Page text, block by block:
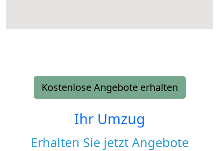
Kostenlose Angebote erhalten
Ihr Umzug
Erhalten Sie jetzt Angebote